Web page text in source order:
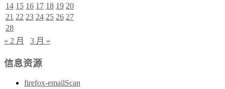
14 15 16 17 18 19 20
21 22 23 24 25 26 27
28
« 2 月
3 月 »
信息资源
firefox-emailScan